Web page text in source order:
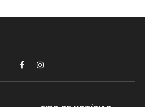
FacebookInstagram